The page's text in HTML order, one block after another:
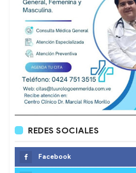
REDES SOCIALES
Facebook